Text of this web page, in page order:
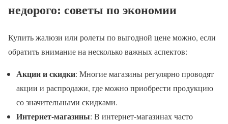
недорого: советы по экономии
Купить жалюзи или ролеты по выгодной цене можно, если
обратить внимание на несколько важных аспектов:
Акции и скидки: Многие магазины регулярно проводят
акции и распродажи, где можно приобрести продукцию
со значительными скидками.
Интернет-магазины: В интернет-магазинах часто